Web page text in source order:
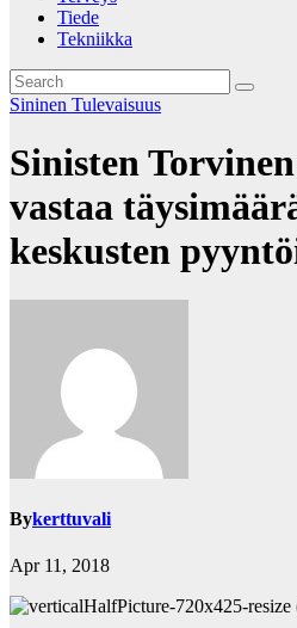
Tiede
Tekniikka
Sininen Tulevaisuus
Sinisten
vastaa
keskusten
Bykerttuvali
Apr 11, 2018